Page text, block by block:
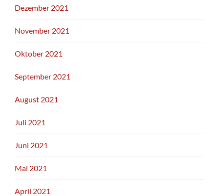
Dezember 2021
November 2021
Oktober 2021
September 2021
August 2021
Juli 2021
Juni 2021
Mai 2021
April 2021